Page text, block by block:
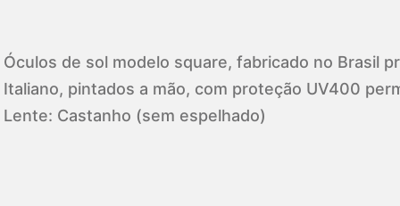
Óculos de sol modelo square, fabricado no Brasil
Italiano, pintados a mão, com proteção UV400
Lente: Castanho (sem espelhado)